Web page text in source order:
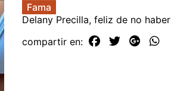
Fama
Delany Precilla, feliz de no
compartir en: